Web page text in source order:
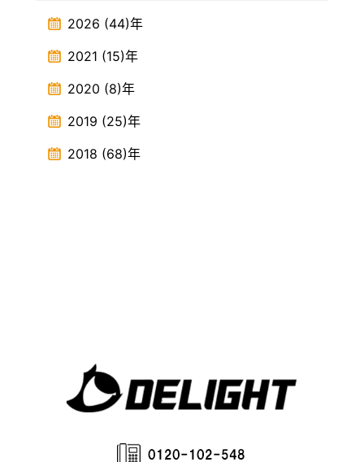
2026 (44)年
2021 (15)年
2020 (8)年
2019 (25)年
2018 (68)年